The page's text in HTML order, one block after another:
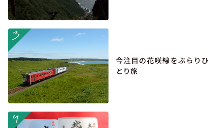
今注目の花咲線をぶらりひ
とり旅
more
more